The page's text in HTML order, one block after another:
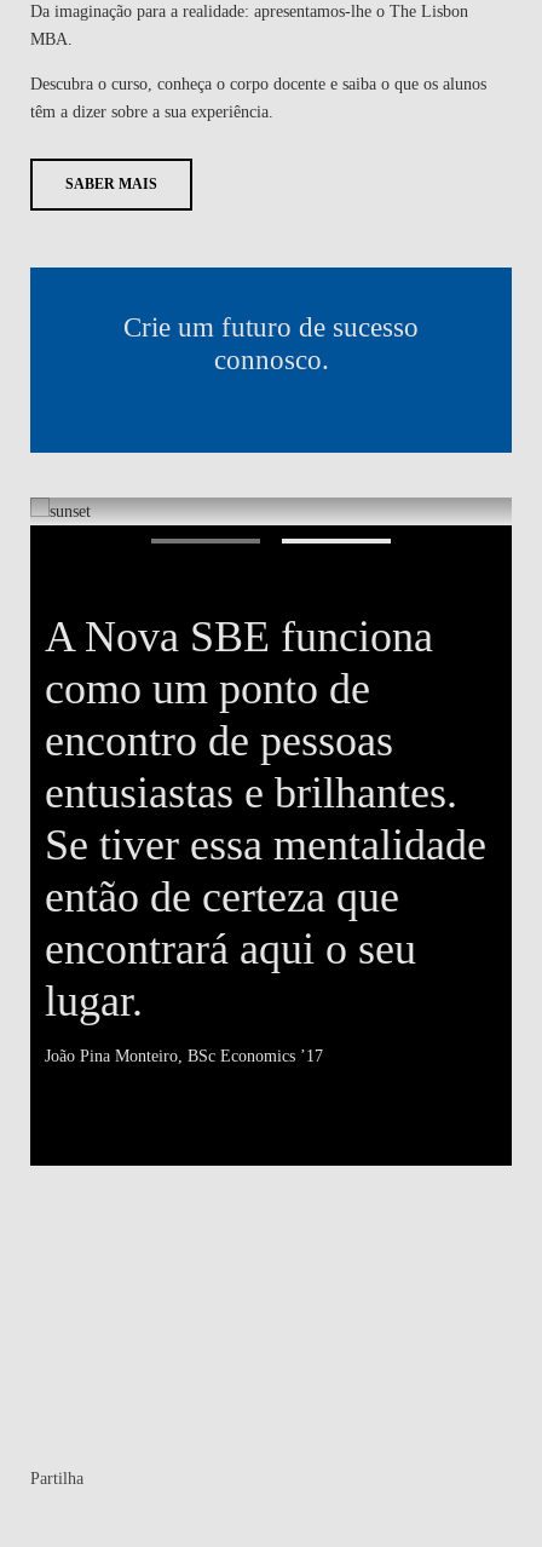
Da imaginação para a realidade: apresentamos-lhe o The Lisbon
MBA.
Descubra o curso, conheça o corpo docente e saiba o que os alunos
têm a dizer sobre a sua experiência.
SABER MAIS
Crie um futuro de sucesso
connosco.
A Nova SBE funciona
como um ponto de
encontro de pessoas
entusiastas e brilhantes.
Se tiver essa mentalidade
então de certeza que
encontrará aqui o seu
lugar.
João Pina Monteiro, BSc Economics ’17
Partilha